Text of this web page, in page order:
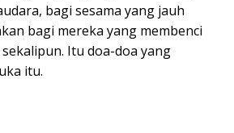
bagi sesama yang jauh
bagi mereka yang membenci
Itu doa-doa yang
itu.